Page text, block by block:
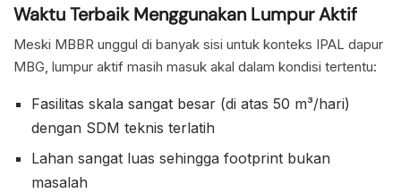
Waktu Terbaik Menggunakan Lumpur Aktif
Meski MBBR unggul di banyak sisi untuk konteks IPAL dapur
MBG, lumpur aktif masih masuk akal dalam kondisi tertentu:
Fasilitas skala sangat besar (di atas 50 m³/hari)
dengan SDM teknis terlatih
Lahan sangat luas sehingga footprint bukan
masalah